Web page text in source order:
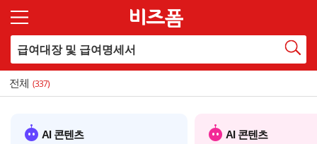
전체 (337)
AI 콘텐츠 AI 콘텐츠